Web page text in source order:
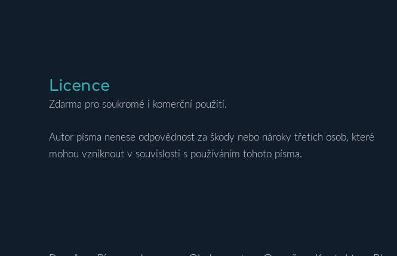
Licence
Zdarma pro soukromé i komerční použití.
Autor písma nenese odpovědnost za škody nebo nároky třetích osob, které
mohou vzniknout v souvislosti s používáním tohoto písma.